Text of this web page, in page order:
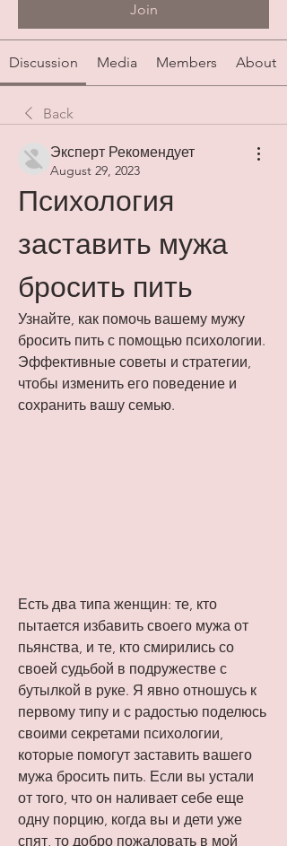
Join
Discussion Media Members About
Back
Эксперт Рекомендует
August 29, 2023
Психология
заставить мужа
бросить пить
Узнайте, как помочь вашему мужу
бросить пить с помощью психологии.
Эффективные советы и стратегии,
чтобы изменить его поведение и
сохранить вашу семью.
Есть два типа женщин: те, кто
пытается избавить своего мужа от
пьянства, и те, кто смирились со
своей судьбой в подружестве с
бутылкой в руке. Я явно отношусь к
первому типу и с радостью поделюсь
своими секретами психологии,
которые помогут заставить вашего
мужа бросить пить. Если вы устали
от того, что он наливает себе еще
одну порцию, когда вы и дети уже
спят, то добро пожаловать в мой